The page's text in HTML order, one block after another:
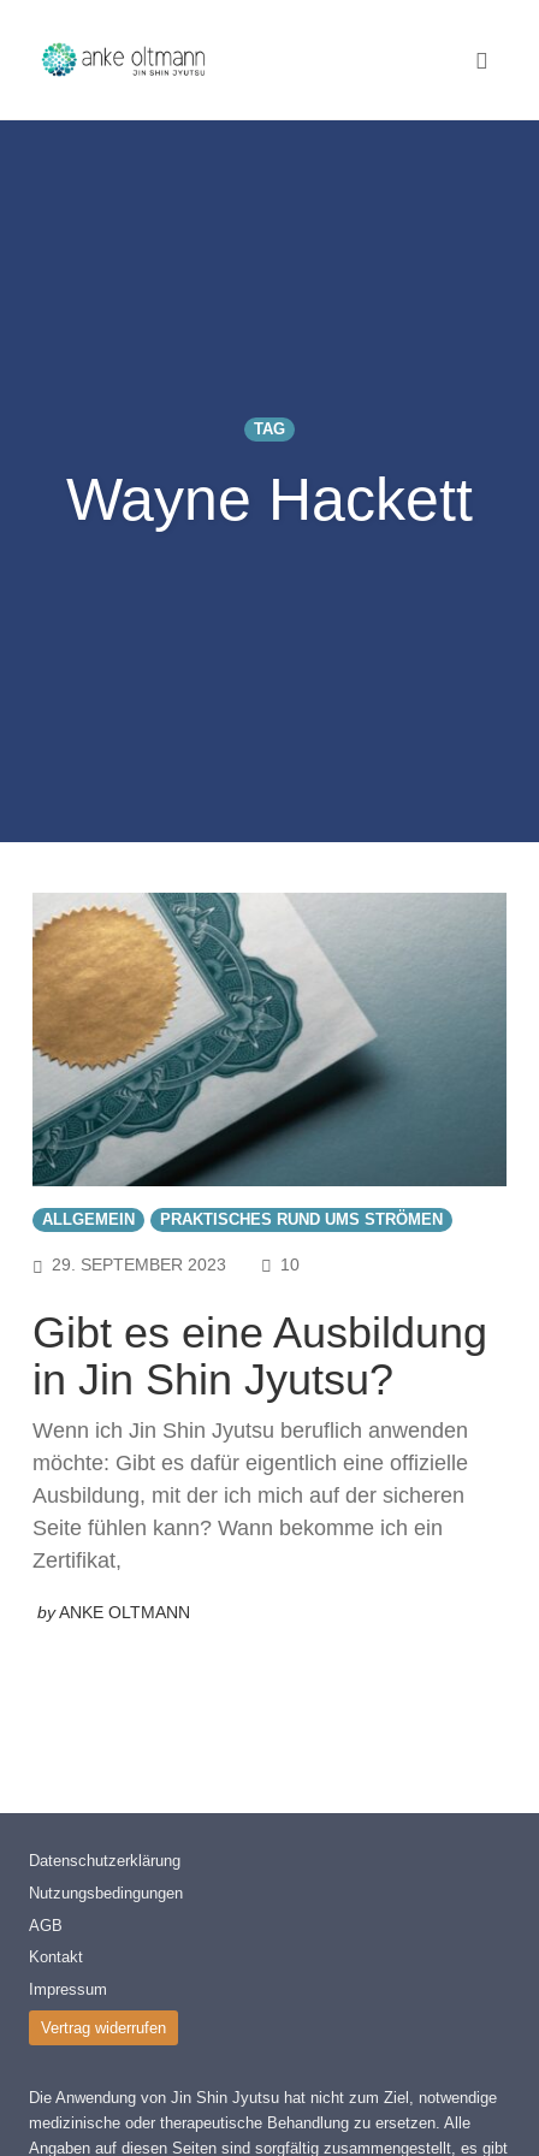
TAG
Wayne Hackett
ALLGEMEIN PRAKTISCHES RUND UMS STRÖMEN
29. SEPTEMBER 2023 10COMMENTS
Gibt es eine Ausbildung
in Jin Shin Jyutsu?
Wenn ich Jin Shin Jyutsu beruflich anwenden
möchte: Gibt es dafür eigentlich eine offizielle
Ausbildung, mit der ich mich auf der sicheren
Seite fühlen kann? Wann bekomme ich ein
Zertifikat,
byANKE OLTMANN
Datenschutzerklärung
Nutzungsbedingungen
AGB
Kontakt
Impressum
Vertrag widerrufen
Die Anwendung von Jin Shin Jyutsu hat nicht zum Ziel, notwendige
medizinische oder therapeutische Behandlung zu ersetzen. Alle
Angaben auf diesen Seiten sind sorgfältig zusammengestellt, es gibt